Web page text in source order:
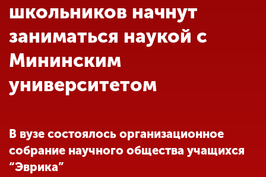
Обучение
Наука
Другие виды
деятельности
школьников начнут
заниматься наукой с
Мининским
университетом
В вузе состоялось организационное
собрание научного общества учащихся
“Эврика”